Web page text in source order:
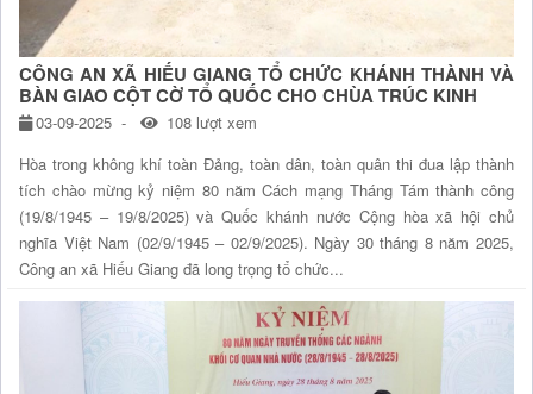
CÔNG AN XÃ HIẾU GIANG TỔ CHỨC KHÁNH THÀNH VÀ
BÀN GIAO CỘT CỜ TỔ QUỐC CHO CHÙA TRÚC KINH
03-09-2025
108 lượt xem
Hòa trong không khí toàn Đảng, toàn dân, toàn quân thi đua lập thành
tích chào mừng kỷ niệm 80 năm Cách mạng Tháng Tám thành công
(19/8/1945 – 19/8/2025) và Quốc khánh nước Cộng hòa xã hội chủ
nghĩa Việt Nam (02/9/1945 – 02/9/2025). Ngày 30 tháng 8 năm 2025,
Công an xã Hiếu Giang đã long trọng tổ chức...